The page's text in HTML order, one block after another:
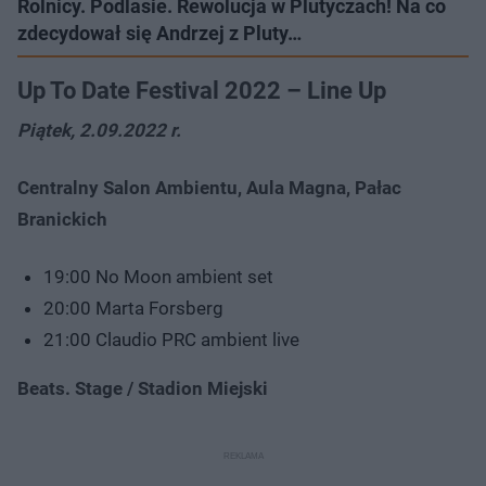
Rolnicy. Podlasie. Rewolucja w Plutyczach! Na co
zdecydował się Andrzej z Pluty…
Up To Date Festival 2022 – Line Up
Piątek, 2.09.2022 r.
Centralny Salon Ambientu, Aula Magna, Pałac
Branickich
19:00 No Moon ambient set
20:00 Marta Forsberg
21:00 Claudio PRC ambient live
Beats. Stage / Stadion Miejski